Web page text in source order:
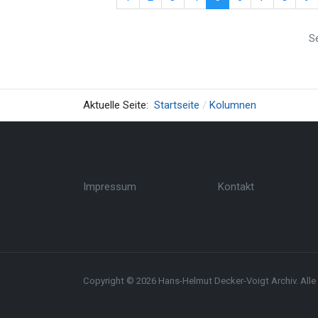
Aktuelle Seite: Startseite Kolumnen
Impressum Kontakt
Copyright © 2026 Hans-Helmut Decker-Voigt Archiv. Alle